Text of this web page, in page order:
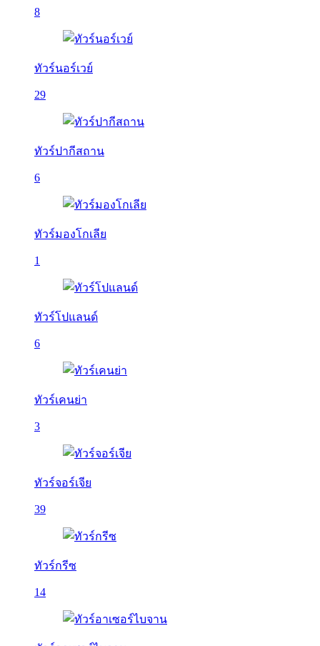
8
ทัวร์นอร์เวย์
29
ทัวร์ปากีสถาน
6
ทัวร์มองโกเลีย
1
ทัวร์โปแลนด์
6
ทัวร์เคนย่า
3
ทัวร์จอร์เจีย
39
ทัวร์กรีซ
14